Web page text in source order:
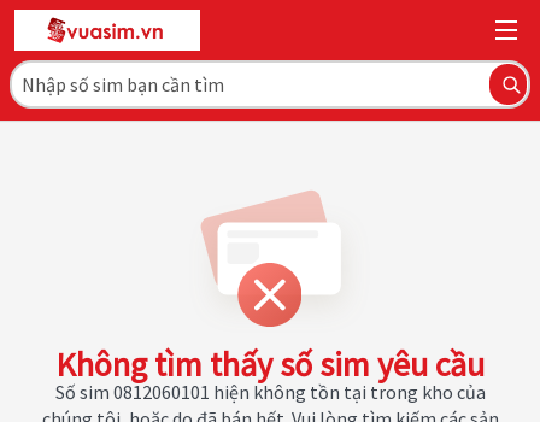
Không tìm thấy số sim yêu cầu
Số sim 0812060101 hiện không tồn tại trong kho của